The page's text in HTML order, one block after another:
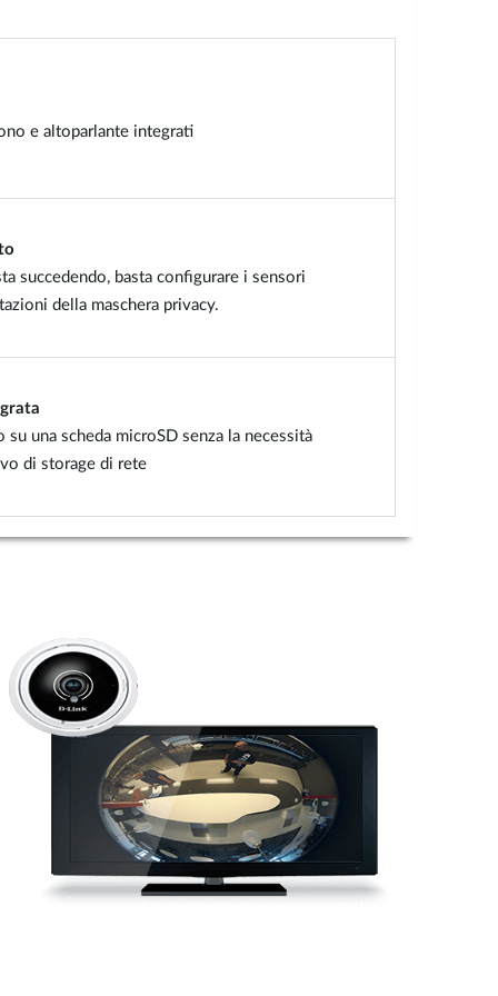
e altoparlante integrati
succedendo, basta configurare i sensori
della maschera privacy.
una scheda microSD senza la necessità
di storage di rete